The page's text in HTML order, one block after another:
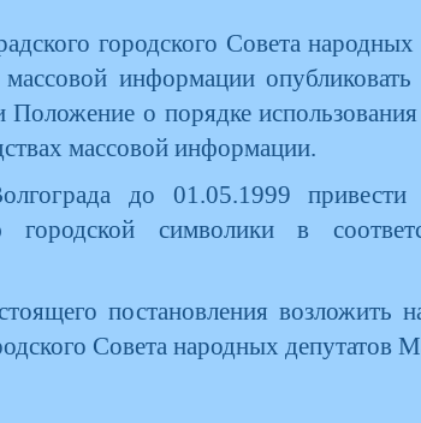
городского Совета народных
информации
Положение о порядке
массовой информации.
до 01.05.1999 привести
городской символики в
постановления возложить
Совета народных депутатов